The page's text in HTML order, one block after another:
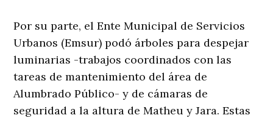
Por su parte, el Ente Municipal de Servicios
Urbanos (Emsur) podó árboles para despejar
luminarias -trabajos coordinados con las
tareas de mantenimiento del área de
Alumbrado Público- y de cámaras de
seguridad a la altura de Matheu y Jara. Estas